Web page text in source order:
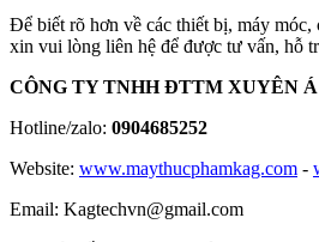
Để biết rõ hơn về các thiết bị, máy móc,
xin vui lòng liên hệ để được tư vấn, hỗ
CÔNG TY TNHH ĐTTM XUYÊN Á
Hotline/zalo: 0904685252
Website: www.maythucphamkag.com -
Email: Kagtechvn@gmail.com